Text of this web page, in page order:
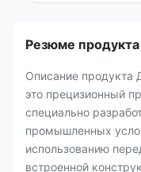
Резюме продукта
Описание продукта
это прецизионный
специально
промышленных
использованию
встроенной